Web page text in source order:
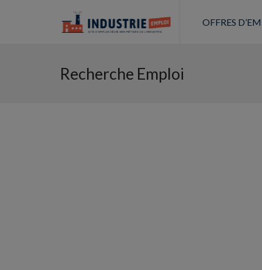
OFFRES
Recherche Emploi